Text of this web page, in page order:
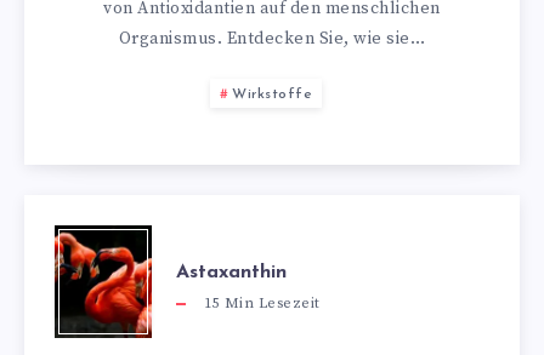
von Antioxidantien auf den menschlichen
Organismus. Entdecken Sie, wie sie…
Wirkstoffe
Astaxanthin
15 Min Lesezeit